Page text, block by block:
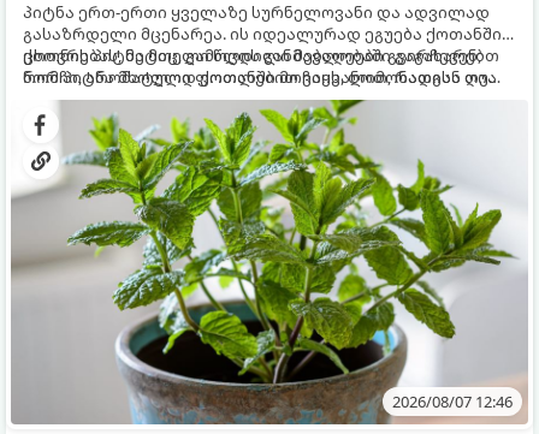
პიტნა ერთ-ერთი ყველაზე სურნელოვანი და ადვილად
გასაზრდელი მცენარეა. ის იდეალურად ეგუება ქოთანში
ცხოვრებას, მეტიც, გამოცდილი მებაღეები გვირჩევენ,
რომ პიტნა მხოლოდ ქოთანში მოვიყვანოთ, რადგან ღია
გრუნტში (ბაღში) დარგვისას ის ფესვებით ძალიან
სწრაფად ვრცელდება და სხვა მცენარეებს ავიწროებს.
ქოთნის პიტნა მთელი წლის განმავლობაში გაგახარებთ
ნორჩი, არომატული ფოთლებით ჩაის, ლიმონათისა თუ
კერძებისთვის.
2026/08/07 12:46